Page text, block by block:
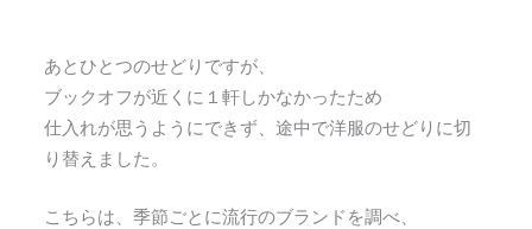
あとひとつのせどりですが、
ブックオフが近くに１軒しかなかったため
仕入れが思うようにできず、途中で洋服のせどりに切
り替えました。
こちらは、季節ごとに流行のブランドを調べ、